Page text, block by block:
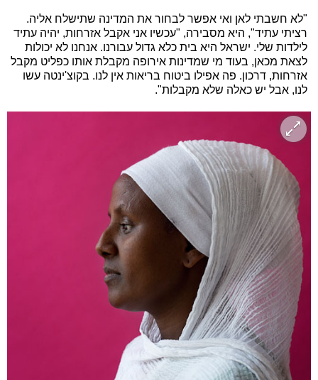
"לא חשבתי לאן ואי אפשר לבחור את המדינה שתישלח אליה.
רציתי עתיד", היא מסבירה, "עכשיו אני אקבל אזרחות, יהיה עתיד
לילדות שלי. ישראל היא בית כלא גדול עבורנו. אנחנו לא יכולות
לצאת מכאן, בעוד מי שמדינות אירופה מקבלת אותו כפליט מקבל
אזרחות, דרכון. פה אפילו ביטוח בריאות אין לנו. בקוצ'ינטה עשו
לנו, אבל יש כאלה שלא מקבלות".